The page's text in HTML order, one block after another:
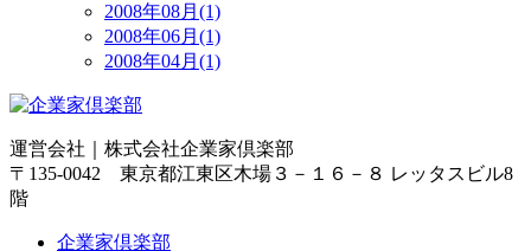
2008年08月(1)
2008年06月(1)
2008年04月(1)
運営会社｜ 株式会社企業家倶楽部
〒135-0042 東京都江東区木場３－１６－８ レッタスビル8
階
企業家倶楽部